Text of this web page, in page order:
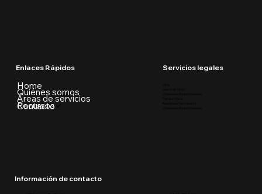
Enlaces Rápidos
Home
Quiénes somos
Áreas de servicios
Recursos
Contacto
Servicios legales
Información de contacto